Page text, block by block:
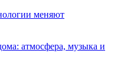
меняют
атмосфера, музыка и